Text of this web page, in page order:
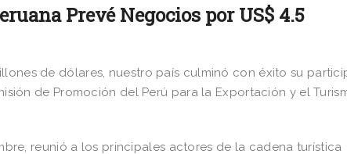
Prevé Negocios por US$ 4.5
de dólares, nuestro país culminó con éxito su
de Promoción del Perú para la Exportación y el
reunió a los principales actores de la cadena turística